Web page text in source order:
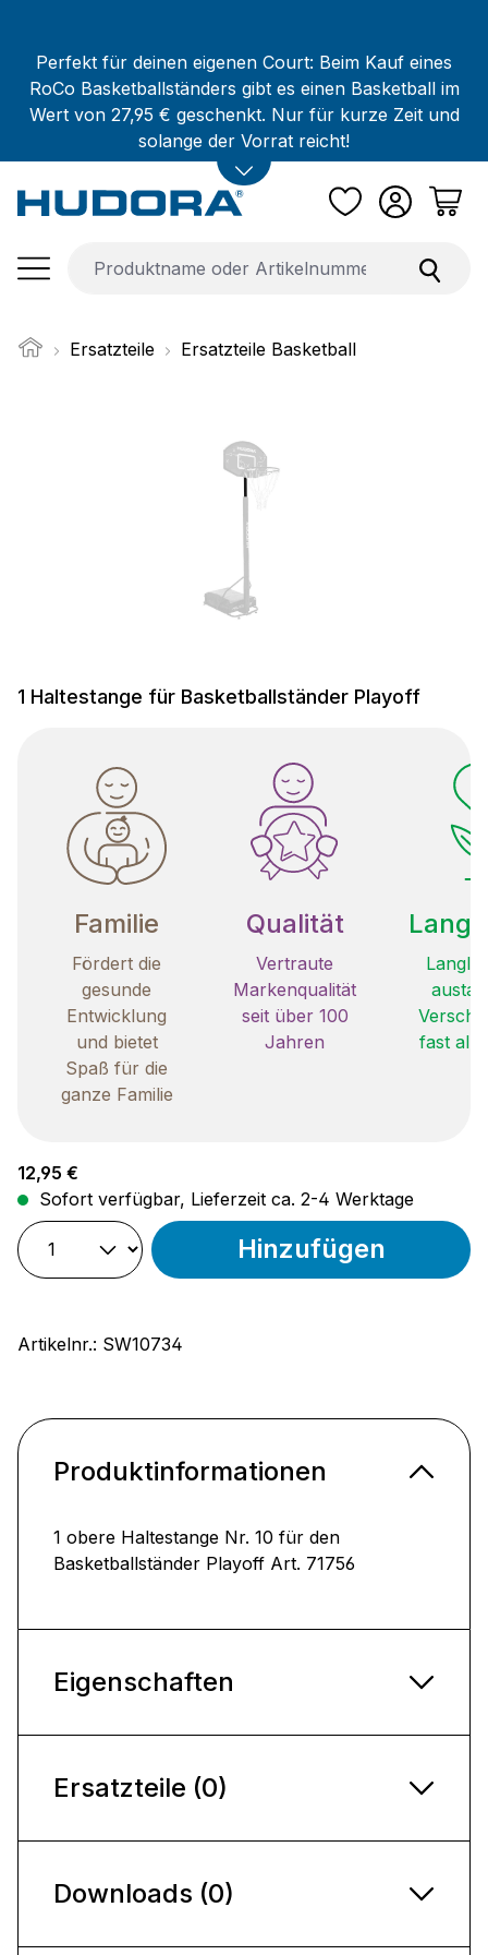
Perfekt für deinen eigenen Court: Beim Kauf eines
RoCo Basketballständers gibt es einen Basketball im
Wert von 27,95 € geschenkt. Nur für kurze Zeit und
solange der Vorrat reicht!
Ersatzteile Ersatzteile Basketball
1 Haltestange für Basketballständer Playoff
Familie
Fördert die
gesunde
Entwicklung
und bietet
Spaß für die
ganze Familie
Qualität
Vertraute
Markenqualität
seit über 100
Jahren
fast
Regulärer Preis:
12,95 €
Sofort verfügbar, Lieferzeit ca. 2-4 Werktage
Hinzufügen
Artikelnr.: SW10734
Produktinformationen
1 obere Haltestange Nr. 10 für den
Basketballständer Playoff Art. 71756
Eigenschaften
Ersatzteile (0)
Downloads (0)